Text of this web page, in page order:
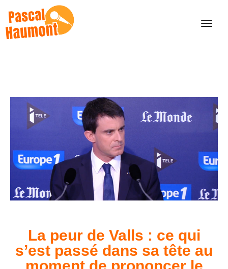
La peur de Valls : ce qui
s’est passé dans sa tête au